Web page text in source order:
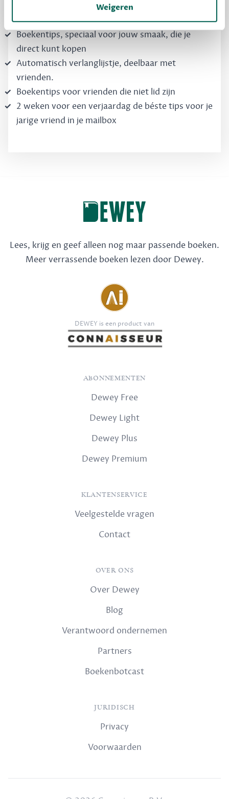
Weigeren
Boekentips, speciaal voor jouw smaak, die je
direct kunt kopen
Automatisch verlanglijstje, deelbaar met
vrienden.
Boekentips voor vrienden die niet lid zijn
2 weken voor een verjaardag de béste tips voor je
jarige vriend in je mailbox
Lees, krijg en geef alleen nog maar passende boeken.
Meer verrassende boeken lezen door Dewey.
DEWEY is een product van
ABONNEMENTEN
Dewey Free
Dewey Light
Dewey Plus
Dewey Premium
KLANTENSERVICE
Veelgestelde vragen
Contact
OVER ONS
Over Dewey
Blog
Verantwoord ondernemen
Partners
Boekenbotcast
JURIDISCH
Privacy
Voorwaarden